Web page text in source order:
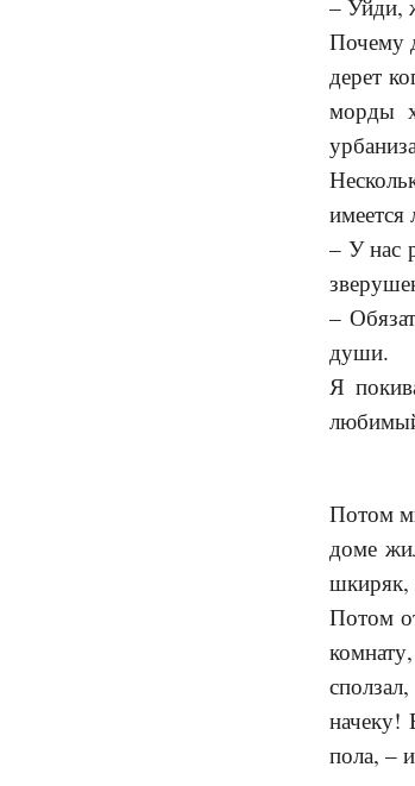
– Уйди,
Почему
дерет
морды
имеется
– У нас
–
души.
Я
Потом
доме
шкиряк,
Потом
начеку!
пола, –